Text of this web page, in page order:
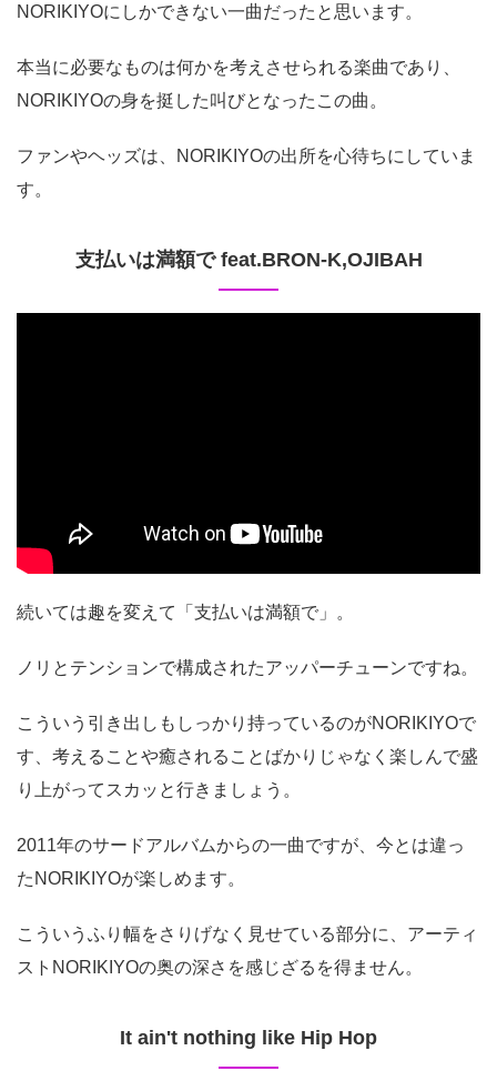
NORIKIYOにしかできない一曲だったと思います。
本当に必要なものは何かを考えさせられる楽曲であり、
NORIKIYOの身を挺した叫びとなったこの曲。
ファンやヘッズは、NORIKIYOの出所を心待ちにしていま
す。
支払いは満額で feat.BRON-K,OJIBAH
続いては趣を変えて「支払いは満額で」。
ノリとテンションで構成されたアッパーチューンですね。
こういう引き出しもしっかり持っているのがNORIKIYOで
す、考えることや癒されることばかりじゃなく楽しんで盛
り上がってスカッと行きましょう。
2011年のサードアルバムからの一曲ですが、今とは違っ
たNORIKIYOが楽しめます。
こういうふり幅をさりげなく見せている部分に、アーティ
ストNORIKIYOの奥の深さを感じざるを得ません。
It ain't nothing like Hip Hop